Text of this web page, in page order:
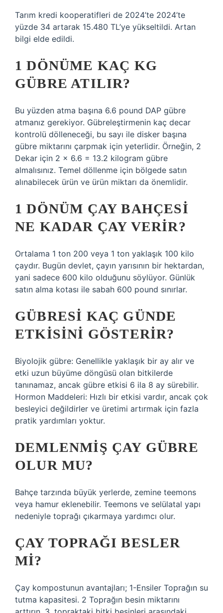
Tarım kredi kooperatifleri de 2024’te 2024’te
yüzde 34 artarak 15.480 TL’ye yükseltildi. Artan
bilgi elde edildi.
1 DÖNÜME KAÇ KG
GÜBRE ATILIR?
Bu yüzden atma başına 6.6 pound DAP gübre
atmanız gerekiyor. Gübreleştirmenin kaç decar
kontrolü dölleneceği, bu sayı ile disker başına
gübre miktarını çarpmak için yeterlidir. Örneğin, 2
Dekar için 2 x 6.6 = 13.2 kilogram gübre
almalısınız. Temel döllenme için bölgede satın
alınabilecek ürün ve ürün miktarı da önemlidir.
1 DÖNÜM ÇAY BAHÇESI
NE KADAR ÇAY VERIR?
Ortalama 1 ton 200 veya 1 ton yaklaşık 100 kilo
çaydır. Bugün devlet, çayın yarısının bir hektardan,
yani sadece 600 kilo olduğunu söylüyor. Günlük
satın alma kotası ile sabah 600 pound sınırlar.
GÜBRESI KAÇ GÜNDE
ETKISINI GÖSTERIR?
Biyolojik gübre: Genellikle yaklaşık bir ay alır ve
etki uzun büyüme döngüsü olan bitkilerde
tanınamaz, ancak gübre etkisi 6 ila 8 ay sürebilir.
Hormon Maddeleri: Hızlı bir etkisi vardır, ancak çok
besleyici değildirler ve üretimi artırmak için fazla
pratik yardımları yoktur.
DEMLENMIŞ ÇAY GÜBRE
OLUR MU?
Bahçe tarzında büyük yerlerde, zemine teemons
veya hamur eklenebilir. Teemons ve selülatal yapı
nedeniyle toprağı çıkarmaya yardımcı olur.
ÇAY TOPRAĞI BESLER
MI?
Çay kompostunun avantajları; 1-Ensiler Toprağın su
tutma kapasitesi. 2 Toprağın besin miktarını